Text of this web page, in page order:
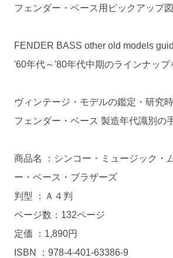
フェンダー・ベース用ピックアップ
FENDER BASS other old models
'60年代～'80年代中期のラインナップ
ヴィンテージ・モデルの鑑定・研究
フェンダー・ベース 製造年代識別の
商品名 ：シンコー・ミュージック・
ー・ベース・ブラザーズ
判型 ：Ａ４判
ページ数：132ページ
定価 ：1,890円
ISBN ：978-4-401-63386-9